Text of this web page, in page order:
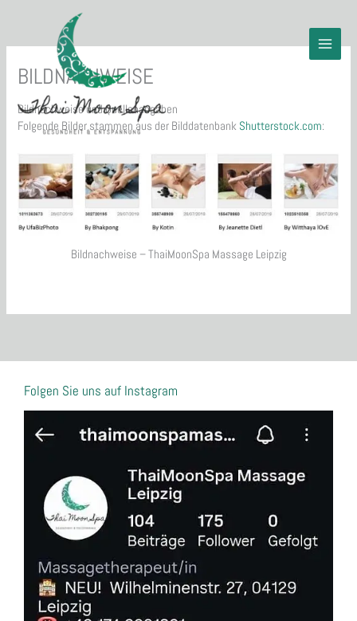
BILDNACHWEISE
Bildnachweise und Quellenangaben
Folgende Bilder stammen aus der Bilddatenbank Shutterstock.com:
Bildnachweise – ThaiMoonSpa Massage Leipzig
Folgen Sie uns auf Instagram